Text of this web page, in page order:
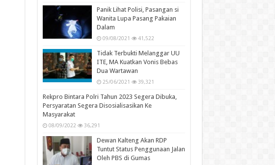
Panik Lihat Polisi, Pasangan si
Wanita Lupa Pasang Pakaian
Dalam
09/08/2021 41,522
Tidak Terbukti Melanggar UU
ITE, MA Kuatkan Vonis Bebas
Dua Wartawan
25/06/2021 39,321
Rekpro Bintara Polri Tahun 2023 Segera Dibuka,
Persyaratan Segera Disosialisasikan Ke
Masyarakat
08/09/2022 36,291
Dewan Kalteng Akan RDP
Tuntut Status Penggunaan Jalan
Oleh PBS di Gumas